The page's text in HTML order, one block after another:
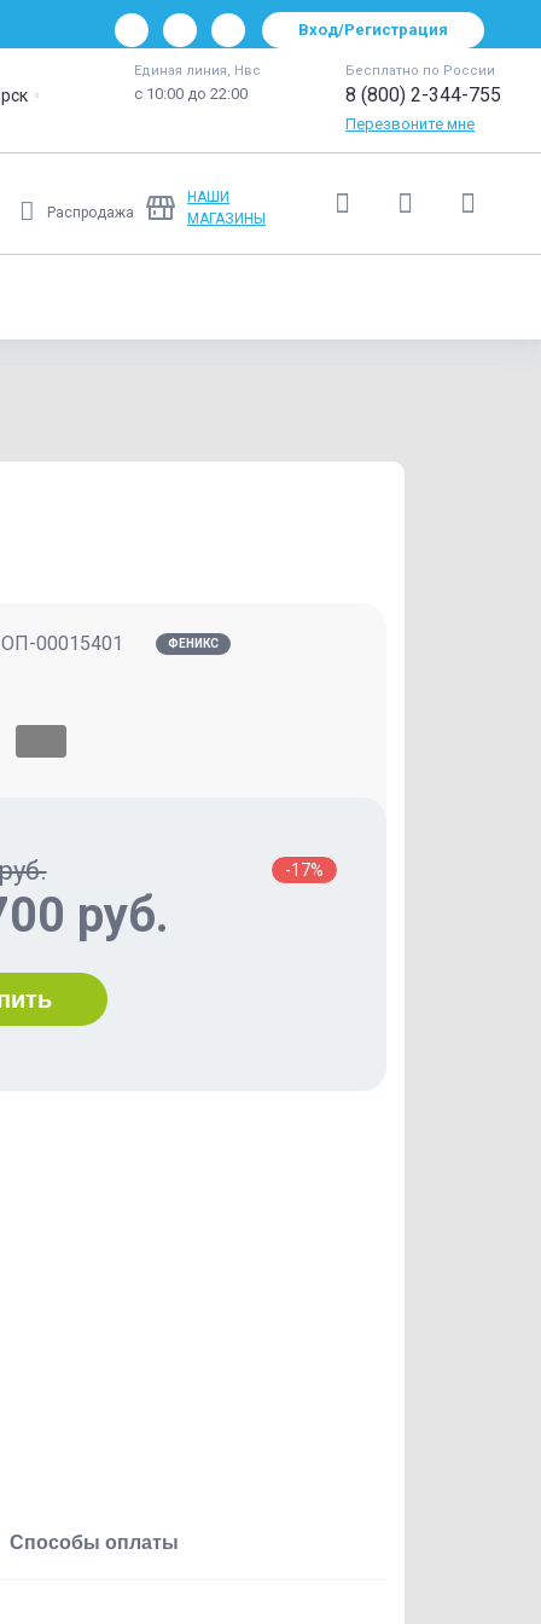
Вход/Регистрация
Единая линия, Нвс
с 10:00 до 22:00
Бесплатно по России
8 (800) 2-344-755
Перезвоните мне
Распродажа
НАШИ
МАГАЗИНЫ
ОП-00015401 ФЕНИКС
-17%
руб.
Способы оплаты